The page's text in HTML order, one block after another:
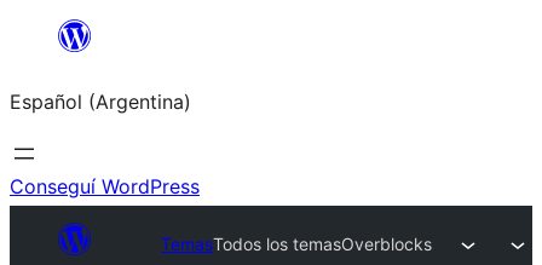
Saltar
contenido
Español (Argentina)
Conseguí WordPress
TemasTodos los temasOverblocks